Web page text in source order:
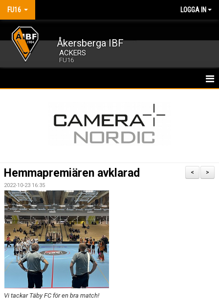
FU16 LOGGA IN
Åkersberga IBF
ACKERS
FU16
TRUPPEN
BILDGALLERI
DOKUMENT
KONTAKT
>
<
Hemmapremiären avklarad
2022-10-23 16:35
Vi tackar Täby FC för en bra match!